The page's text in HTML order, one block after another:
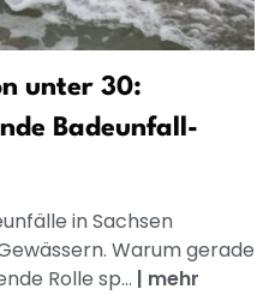
unter 30:
Badeunfall-
in Sachsen
Warum gerade
Rolle sp... | mehr